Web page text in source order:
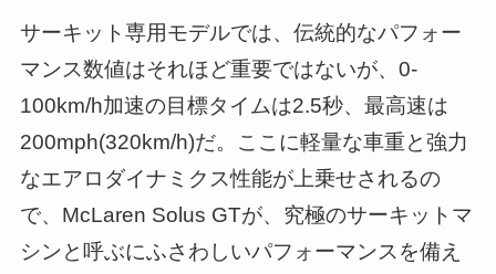
サーキット専用モデルでは、伝統的なパフォー
マンス数値はそれほど重要ではないが、0-
100km/h加速の目標タイムは2.5秒、最高速は
200mph(320km/h)だ。ここに軽量な車重と強力
なエアロダイナミクス性能が上乗せされるの
で、McLaren Solus GTが、究極のサーキットマ
シンと呼ぶにふさわしいパフォーマンスを備え